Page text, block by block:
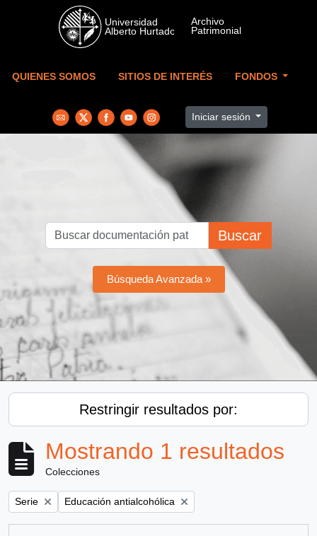
Skip to main content
QUIENES SOMOS SITIOS DE INTERÉS FONDOS
Iniciar sesión
Buscar
Búsqueda Avanzada »
Restringir resultados por:
Mostrando 1 resultados
Colecciones
Remove filter:
Serie Remove filter:
Educación antialcohólica